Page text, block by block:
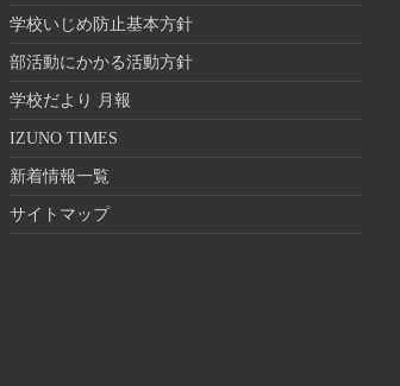
学校いじめ防止基本方針
部活動にかかる活動方針
学校だより 月報
IZUNO TIMES
新着情報一覧
サイトマップ